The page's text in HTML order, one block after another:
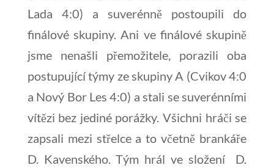
Lada 4:0) a suverénně postoupili do
finálové skupiny. Ani ve finálové skupině
jsme nenašli přemožitele, porazili oba
postupující týmy ze skupiny A (Cvikov 4:0
a Nový Bor Les 4:0) a stali se suverénními
vítězi bez jediné porážky. Všichni hráči se
zapsali mezi střelce a to včetně brankáře
D. Kavenského. Tým hrál ve složení D.